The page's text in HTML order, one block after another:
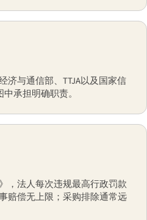
济与通信部、TTJA以及国家信
承担明确职责。
，法人每次违规最高行政罚款
赔偿无上限；采购排除通常远